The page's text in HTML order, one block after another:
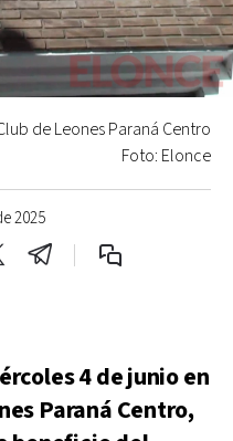
2025
de Leones Paraná Centro
Foto: Elonce
4 de junio en
Paraná Centro,